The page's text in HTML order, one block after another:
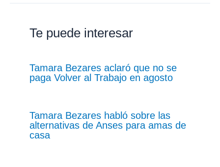
Te puede interesar
Tamara Bezares aclaró que no se
paga Volver al Trabajo en agosto
Tamara Bezares habló sobre las
alternativas de Anses para amas de
casa